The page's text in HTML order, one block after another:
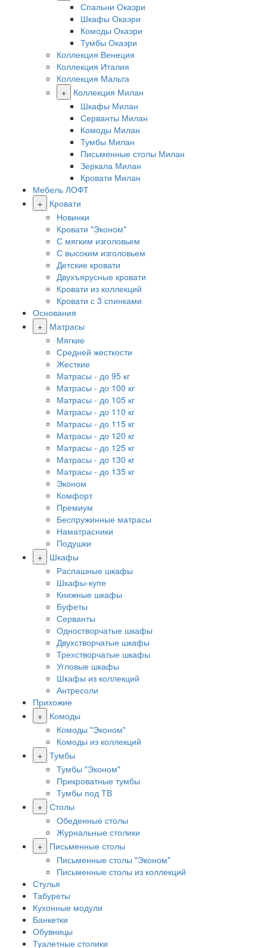
Спальни Окаэри
Шкафы Окаэри
Комоды Окаэри
Тумбы Окаэри
Коллекция Венеция
Коллекция Италия
Коллекция Мальта
+
Коллекция Милан
Шкафы Милан
Серванты Милан
Комоды Милан
Тумбы Милан
Письменные столы Милан
Зеркала Милан
Кровати Милан
Мебель ЛОФТ
+
Кровати
Новинки
Кровати "Эконом"
С мягким изголовьем
С высоким изголовьем
Детские кровати
Двухъярусные кровати
Кровати из коллекций
Кровати с 3 спинками
Основания
+
Матрасы
Мягкие
Средней жесткости
Жесткие
Матрасы - до 95 кг
Матрасы - до 100 кг
Матрасы - до 105 кг
Матрасы - до 110 кг
Матрасы - до 115 кг
Матрасы - до 120 кг
Матрасы - до 125 кг
Матрасы - до 130 кг
Матрасы - до 135 кг
Эконом
Комфорт
Премиум
Беспружинные матрасы
Наматрасники
Подушки
+
Шкафы
Распашные шкафы
Шкафы-купе
Книжные шкафы
Буфеты
Серванты
Одностворчатые шкафы
Двухстворчатые шкафы
Трехстворчатые шкафы
Угловые шкафы
Шкафы из коллекций
Антресоли
Прихожие
+
Комоды
Комоды "Эконом"
Комоды из коллекций
+ Тумбы
Тумбы "Эконом"
Прикроватные тумбы
Тумбы под ТВ
+ Столы
Обеденные столы
Журнальные столики
+
Письменные столы
Письменные столы "Эконом"
Письменные столы из коллекций
Стулья
Табуреты
Кухонные модули
Банкетки
Обувницы
Туалетные столики